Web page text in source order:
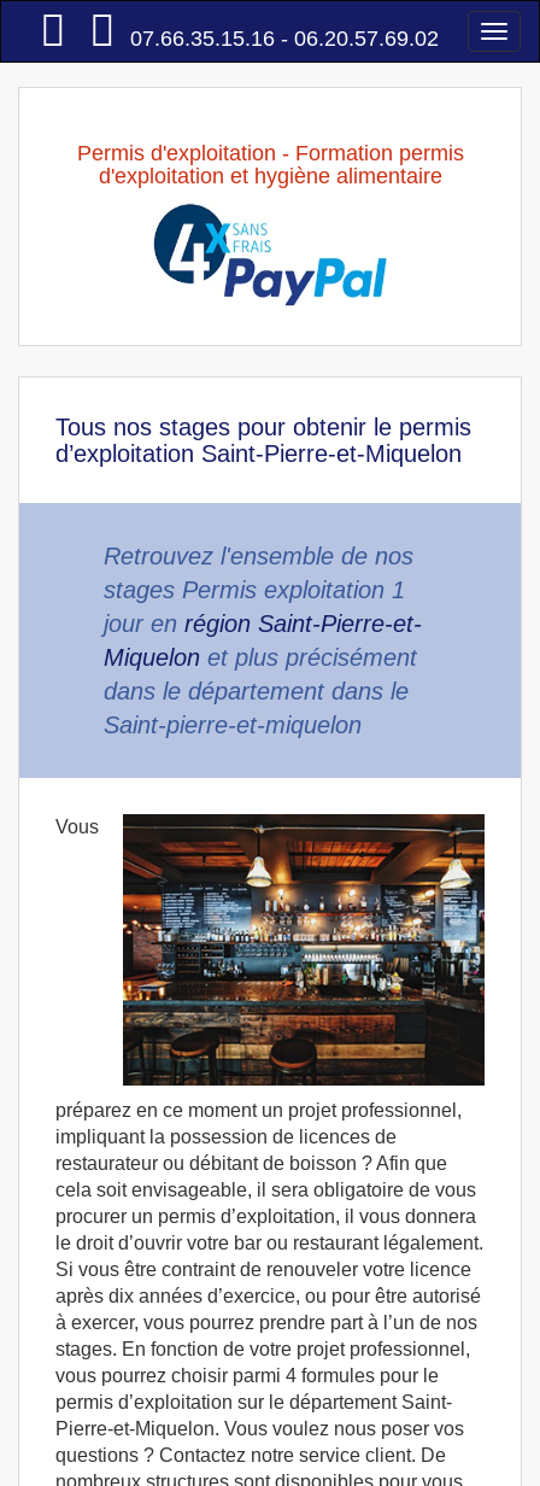
Accueil
07.66.35.15.16 - 06.20.57.69.02
Permis d'exploitation - Formation permis
d'exploitation et hygiène alimentaire
Tous nos stages pour obtenir le permis
d’exploitation Saint-Pierre-et-Miquelon
Retrouvez l'ensemble de nos
stages Permis exploitation 1
jour en région Saint-Pierre-et-
Miquelon et plus précisément
dans le département dans le
Saint-pierre-et-miquelon
Vous
préparez en ce moment un projet professionnel,
impliquant la possession de licences de
restaurateur ou débitant de boisson ? Afin que
cela soit envisageable, il sera obligatoire de vous
procurer un permis d’exploitation, il vous donnera
le droit d’ouvrir votre bar ou restaurant légalement.
Si vous être contraint de renouveler votre licence
après dix années d’exercice, ou pour être autorisé
à exercer, vous pourrez prendre part à l’un de nos
stages. En fonction de votre projet professionnel,
vous pourrez choisir parmi 4 formules pour le
permis d’exploitation sur le département Saint-
Pierre-et-Miquelon. Vous voulez nous poser vos
questions ? Contactez notre service client. De